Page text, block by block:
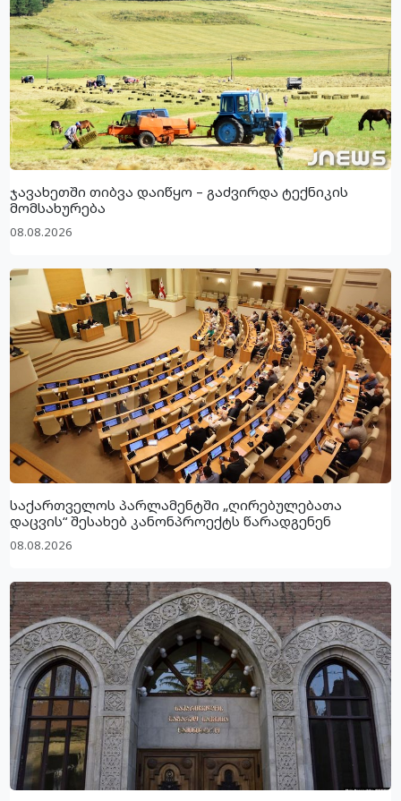
ჯავახეთში თიბვა დაიწყო – გაძვირდა ტექნიკის
მომსახურება
08.08.2026
საქართველოს პარლამენტში „ღირებულებათა
დაცვის“ შესახებ კანონპროექტს წარადგენენ
08.08.2026